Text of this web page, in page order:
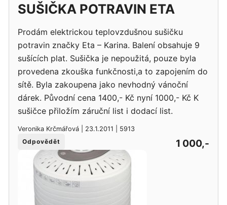
SUŠIČKA POTRAVIN ETA
Prodám elektrickou teplovzdušnou sušičku
potravin značky Eta – Karina. Balení obsahuje 9
sušících plat. Sušička je nepoužitá, pouze byla
provedena zkouška funkčnosti,a to zapojením do
sítě. Byla zakoupena jako nevhodný vánoční
dárek. Původní cena 1400,- Kč nyní 1000,- Kč K
sušičce přiložím záruční list i dodací list.
Veronika Krčmářová | 23.1.2011 | 5913
Odpovědět
1 000,-